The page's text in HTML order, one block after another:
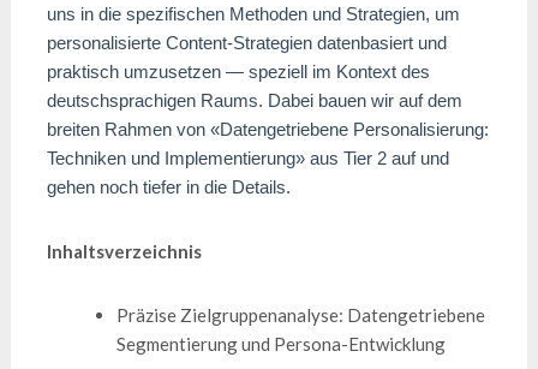
uns in die spezifischen Methoden und Strategien, um
personalisierte Content-Strategien datenbasiert und
praktisch umzusetzen — speziell im Kontext des
deutschsprachigen Raums. Dabei bauen wir auf dem
breiten Rahmen von «Datengetriebene Personalisierung:
Techniken und Implementierung» aus Tier 2 auf und
gehen noch tiefer in die Details.
Inhaltsverzeichnis
Präzise Zielgruppenanalyse: Datengetriebene
Segmentierung und Persona-Entwicklung